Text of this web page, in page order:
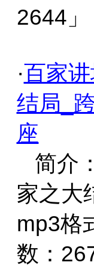
2644」
·百家
结局_
座
简介
家之大
mp3格
数：